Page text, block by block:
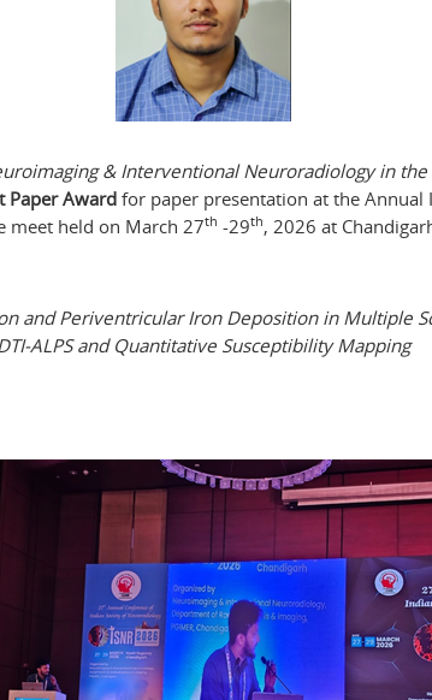
& Interventional Neuroradiology in
Paper Awardfor paper presentation at the Annual
meet held on March 27th -29th, 2026 at
and Periventricular Iron Deposition in Multiple
ALPS and Quantitative Susceptibility Mapping